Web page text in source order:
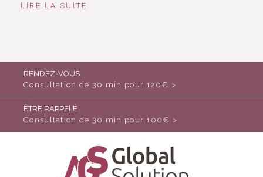
LIRE LA SUITE
RENDEZ-VOUS
Consultation de 30 min pour 120€ >
ÊTRE RAPPELÉ
Consultation de 30 min pour 100€ >